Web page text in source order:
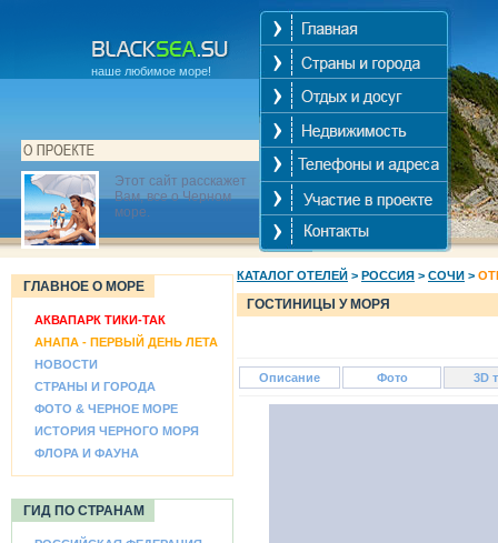
наше любимое море!
Этот сайт расскажет
Вам, все о Черном
море.
ГЛАВНОЕ О МОРЕ
АКВАПАРК ТИКИ-ТАК
АНАПА - ПЕРВЫЙ ДЕНЬ ЛЕТА
НОВОСТИ
СТРАНЫ И ГОРОДА
ФОТО & ЧЕРНОЕ МОРЕ
ИСТОРИЯ ЧЕРНОГО МОРЯ
ФЛОРА И ФАУНА
ГИД ПО СТРАНАМ
КАТАЛОГ ОТЕЛЕЙ > РОССИЯ > СОЧИ >
ГОСТИНИЦЫ У МОРЯ
Описание Фото 3D